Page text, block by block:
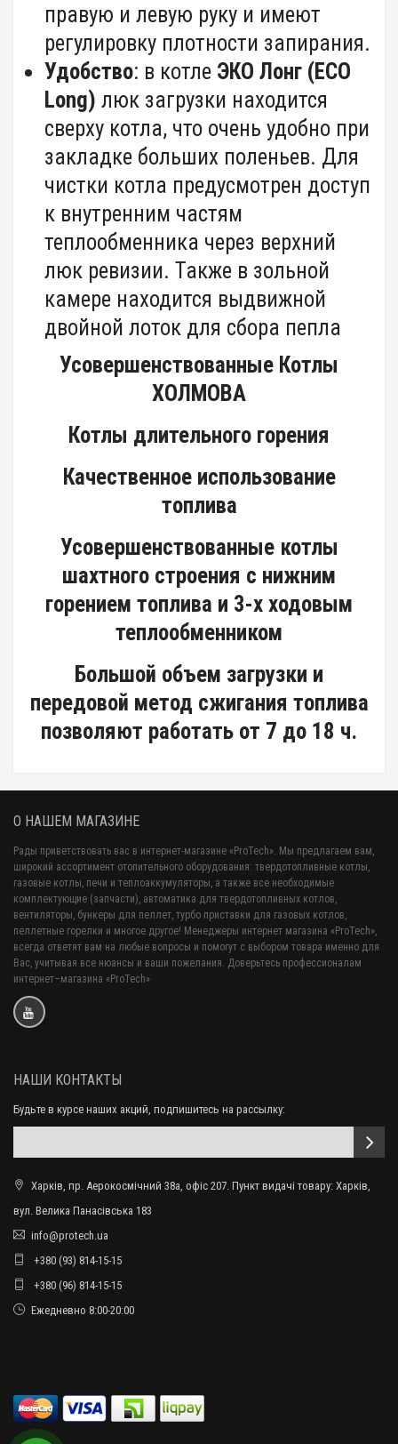
правую и левую руку и имеют
регулировку плотности запирания.
Удобство: в котле ЭКО Лонг (ECO
Long) люк загрузки находится
сверху котла, что очень удобно при
закладке больших поленьев. Для
чистки котла предусмотрен доступ
к внутренним частям
теплообменника через верхний
люк ревизии. Также в зольной
камере находится выдвижной
двойной лоток для сбора пепла
Усовершенствованные Котлы
ХОЛМОВА
Котлы длительного горения
Качественное использование
топлива
Усовершенствованные котлы
шахтного строения с нижним
горением топлива и 3-х ходовым
теплообменником
Большой объем загрузки и
передовой метод сжигания топлива
позволяют работать от 7 до 18 ч.
О НАШЕМ МАГАЗИНЕ
Рады приветствовать вас в интернет-магазине «ProTech». Мы предлагаем вам,
широкий ассортимент отопительного оборудования: твердотопливные котлы,
газовые котлы, печи и теплоаккумуляторы, а также все необходимые
комплектующие (запчасти), автоматика для твердотопливных котлов,
вентиляторы, бункеры для пеллет, турбо приставки для газовых котлов,
пеллетные горелки и многое другое! Менеджеры интернет магазина «ProTech»,
всегда ответят вам на любые вопросы и помогут с выбором товара именно для
Вас, учитывая все нюансы и ваши пожелания. Доверьтесь профессионалам
интернет–магазина «ProTech»
НАШИ КОНТАКТЫ
Будьте в курсе наших акций, подпишитесь на рассылку:
Харків, пр. Аерокосмічний 38а, офіс 207. Пункт видачі товару: Харків,
вул. Велика Панасівська 183
info@protech.ua
+380 (93) 814-15-15
+380 (96) 814-15-15
Ежедневно 8:00-20:00